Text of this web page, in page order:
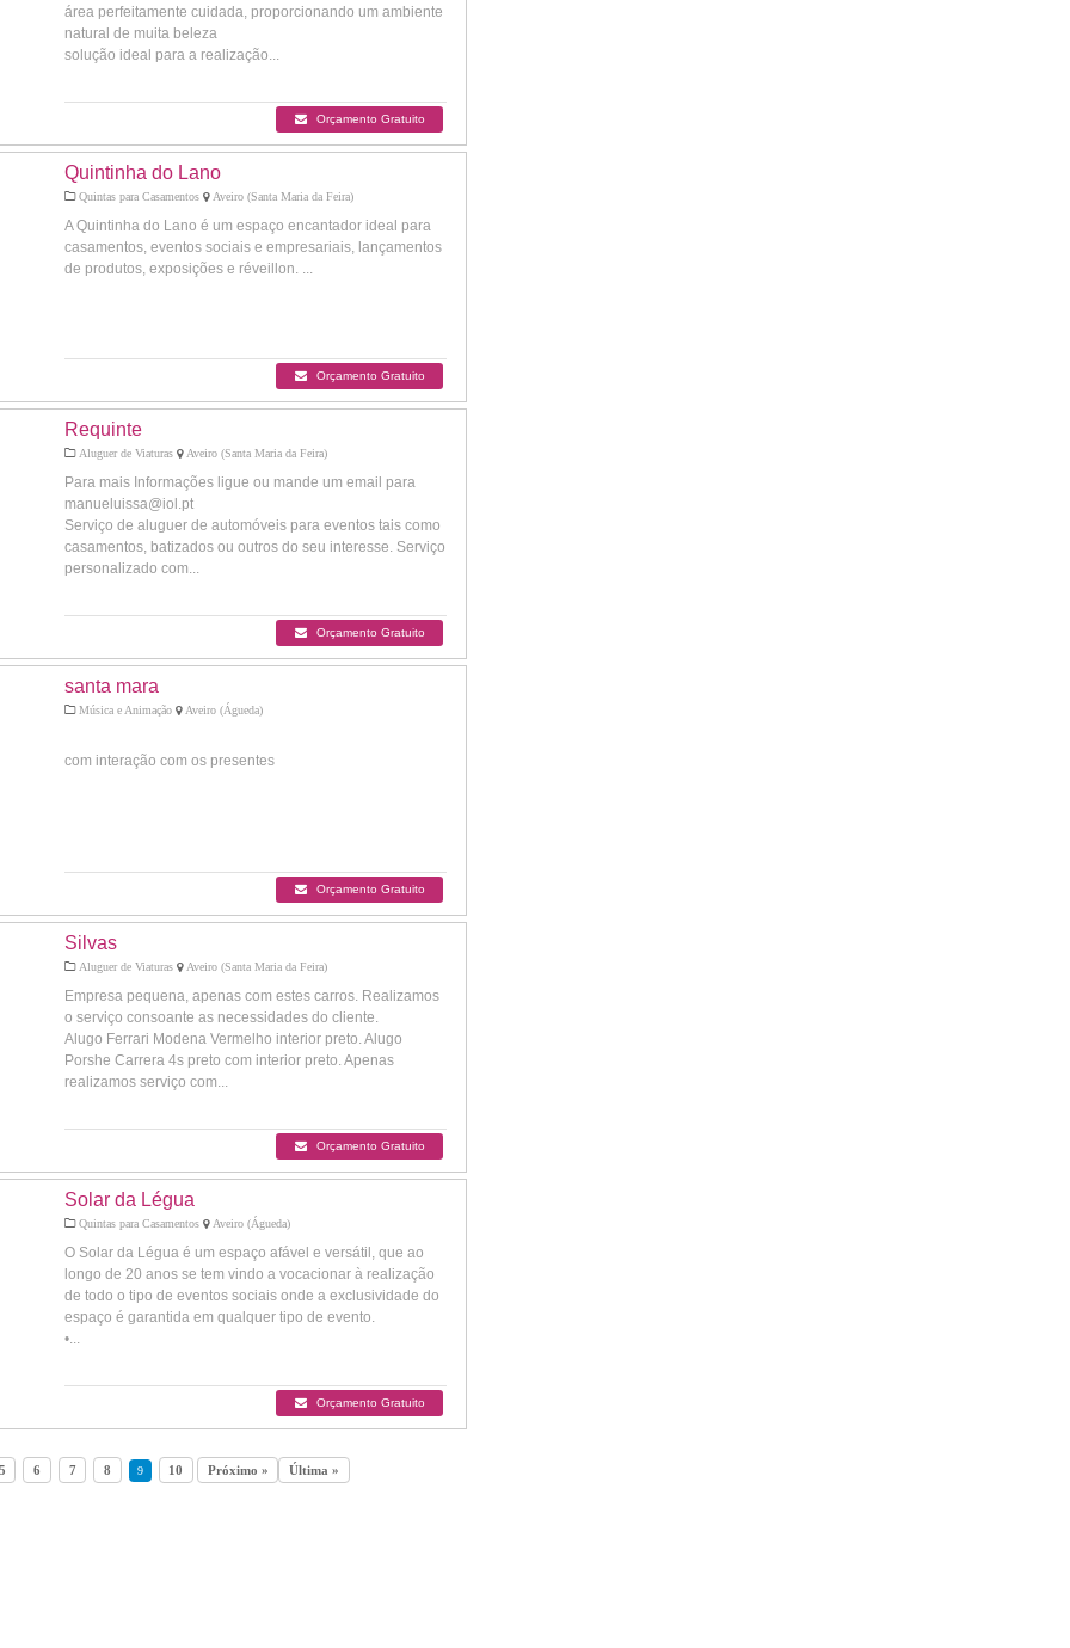
área perfeitamente cuidada, proporcionando um ambiente
natural de muita beleza
solução ideal para a realização...
Orçamento Gratuito
Quintinha do Lano
Quintas para Casamentos Aveiro (Santa Maria da Feira)
A Quintinha do Lano é um espaço encantador ideal para
casamentos, eventos sociais e empresariais, lançamentos
de produtos, exposições e réveillon. ...
Orçamento Gratuito
Requinte
Aluguer de Viaturas Aveiro (Santa Maria da Feira)
Para mais Informações ligue ou mande um email para
manueluissa@iol.pt
Serviço de aluguer de automóveis para eventos tais como
casamentos, batizados ou outros do seu interesse. Serviço
personalizado com...
Orçamento Gratuito
santa mara
Música e Animação Aveiro (Águeda)
com interação com os presentes
Orçamento Gratuito
Silvas
Aluguer de Viaturas Aveiro (Santa Maria da Feira)
Empresa pequena, apenas com estes carros. Realizamos
o serviço consoante as necessidades do cliente.
Alugo Ferrari Modena Vermelho interior preto. Alugo
Porshe Carrera 4s preto com interior preto. Apenas
realizamos serviço com...
Orçamento Gratuito
Solar da Légua
Quintas para Casamentos Aveiro (Águeda)
O Solar da Légua é um espaço afável e versátil, que ao
longo de 20 anos se tem vindo a vocacionar à realização
de todo o tipo de eventos sociais onde a exclusividade do
espaço é garantida em qualquer tipo de evento.
•...
Orçamento Gratuito
6 7 8 9 10 Próximo » Última »